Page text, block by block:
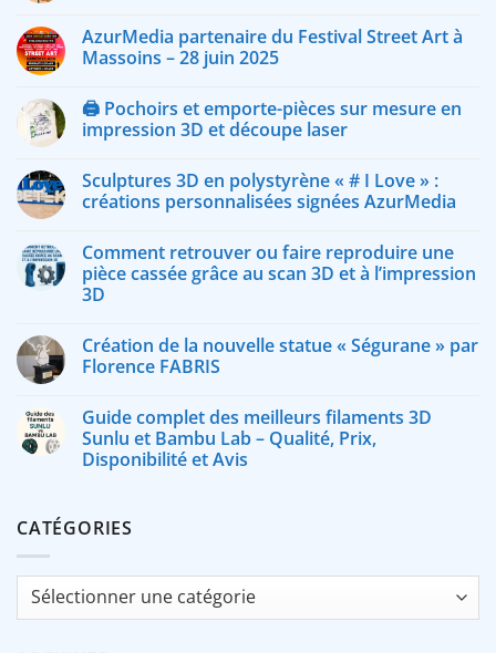
AzurMedia partenaire du Festival Street Art à
Massoins – 28 juin 2025
🖨️ Pochoirs et emporte-pièces sur mesure en
impression 3D et découpe laser
Sculptures 3D en polystyrène « # I Love » :
créations personnalisées signées AzurMedia
Comment retrouver ou faire reproduire une
pièce cassée grâce au scan 3D et à l’impression
3D
Création de la nouvelle statue « Ségurane » par
Florence FABRIS
Guide complet des meilleurs filaments 3D
Sunlu et Bambu Lab – Qualité, Prix,
Disponibilité et Avis
CATÉGORIES
Catégories